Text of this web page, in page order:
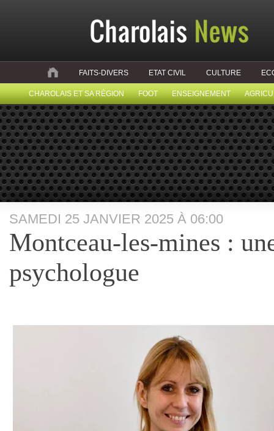
FAITS-DIVERS ETAT CIVIL CULTURE
CHAROLAIS ET SA RÉGION FOOT ENSEIGNEMENT
SAMEDI 25 JANVIER 2025 À 06:00
Montceau-les-mines :
psychologue